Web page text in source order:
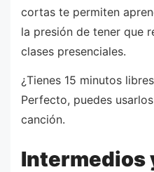
cortas te permiten
la presión de tener que
clases presenciales.
¿Tienes 15 minutos
Perfecto, puedes
canción.
Intermedios